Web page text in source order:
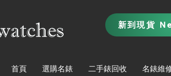
新到現貨
首頁 選購名錶 二手錶回收 名錶維